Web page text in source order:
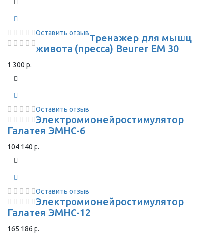
Оставить отзывТренажер для мышц
живота (пресса) Beurer EM 30
1 300 р.
Оставить отзыв
Электромионейростимулятор
Галатея ЭМНС-6
104 140 р.
Оставить отзыв
Электромионейростимулятор
Галатея ЭМНС-12
165 186 р.